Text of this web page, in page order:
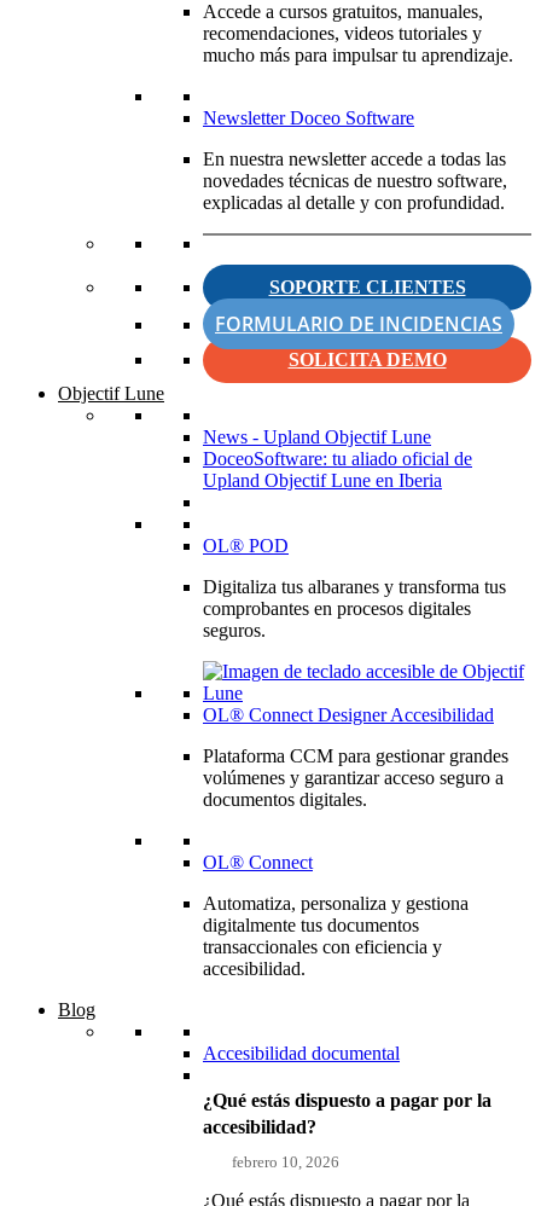
Accede a cursos gratuitos, manuales,
recomendaciones, videos tutoriales y
mucho más para impulsar tu aprendizaje.
Newsletter Doceo Software
En nuestra newsletter accede a todas las
novedades técnicas de nuestro software,
explicadas al detalle y con profundidad.
SOPORTE CLIENTES
FORMULARIO DE INCIDENCIAS
SOLICITA DEMO
Objectif Lune
News - Upland Objectif Lune
DoceoSoftware: tu aliado oficial de
Upland Objectif Lune en Iberia
OL® POD
Digitaliza tus albaranes y transforma tus
comprobantes en procesos digitales
seguros.
OL® Connect Designer Accesibilidad
Plataforma CCM para gestionar grandes
volúmenes y garantizar acceso seguro a
documentos digitales.
OL® Connect
Automatiza, personaliza y gestiona
digitalmente tus documentos
transaccionales con eficiencia y
accesibilidad.
Blog
Accesibilidad documental
¿Qué estás dispuesto a pagar por la
accesibilidad?
febrero 10, 2026
¿Qué estás dispuesto a pagar por la